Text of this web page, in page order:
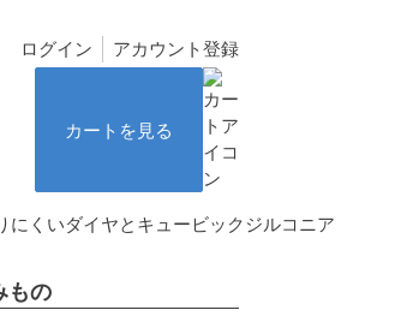
ログイン アカウント登録
カートを見る
にくいダイヤとキュービックジルコニア
もの